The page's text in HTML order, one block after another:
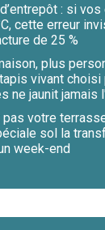
: si
cette erreur
de 25 %
plus
vivant choisi
ne jaunit jamais
votre
sol la
week-end